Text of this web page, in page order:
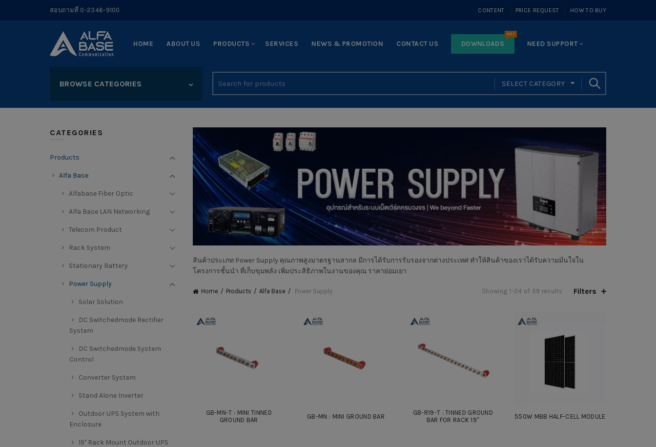
สอบถามที่ 0-2346-9100 CONTENT PRICE REQUEST HOW TO BUY
HOME ABOUT US PRODUCTS SERVICES NEWS & PROMOTION CONTACT US DOWNLOADS
HOT
NEED SUPPORT
BROWSE CATEGORIES
for:
SELECT CATEGORY
สินค้าประเภท Power Supply คุณภาพสูงมาตรฐานสากล มีการได้รับการรับรองจากต่างประเทศ ทำให้สินค้าของเราได้รับความมั่นใจใน
โครงการชั้นนำ ที่เก็บขุมพลัง เพิ่มประสิธิภาพในงานของคุณ ราคาย่อมเยา
Home Products Alfa Base Power Supply Showing 1–24 of 59 results SortedFilters
GB-MN-T : MINI TINNED
GROUND BAR
GB-MN : MINI GROUND BAR
GB-R19-T : TINNED GROUND
BAR FOR RACK 19″
550W MBB HALF-CELL MODULE
CATEGORIES
Products
Alfa Base
Alfabase Fiber Optic
Alfa Base LAN Networking
Telecom Product
Rack System
Stationary Battery
Power Supply
Solar Solution
DC Switchedmode Rectifier
System
DC Switchedmode System
Control
Converter System
Stand Alone Inverter
Outdoor UPS System with
Enclosure
19" Rack Mount Outdoor UPS